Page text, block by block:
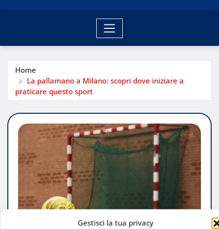
Gestisci la tua privacy
Home
La pallamano a Milano: scopri dove iniziare a
praticare questo sport